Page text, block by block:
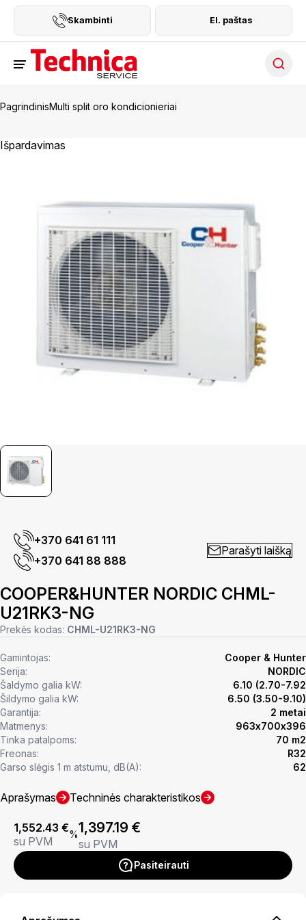
Skambinti El. paštas
PagrindinisMulti split oro kondicionieriai
Išpardavimas
+370 641 61 111
+370 641 88 888
Parašyti laišką
COOPER&HUNTER NORDIC CHML-
U21RK3-NG
Prekės kodas: CHML-U21RK3-NG
Gamintojas:
Cooper & Hunter
Serija:
NORDIC
Šaldymo galia kW:
6.10 (2.70-7.92
Šildymo galia kW:
6.50 (3.50-9.10)
Garantija:
2 metai
Matmenys:
963х700х396
Tinka patalpoms:
70 m2
Freonas:
R32
Garso slėgis 1 m atstumu, dB(A):
62
Aprašymas Techninės charakteristikos
1,552.43 €
su PVM
%1,397.19 €
su PVM
Pasiteirauti